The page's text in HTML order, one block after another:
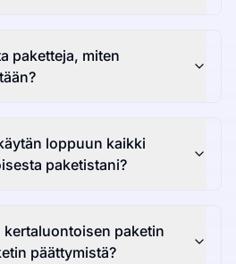
paketteja, miten
loppuun kaikki
paketistani?
paketin
päättymistä?